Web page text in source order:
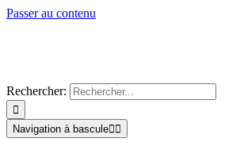
Passer au contenu
Rechercher:
Navigation à bascule